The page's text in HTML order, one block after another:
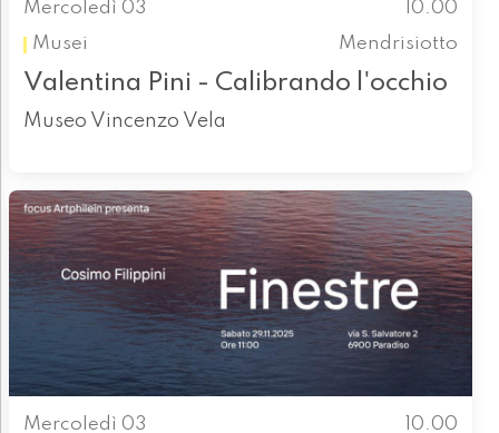
Mercoledì 03
10.00
Musei
Mendrisiotto
Valentina Pini - Calibrando l'occhio
Museo Vincenzo Vela
Mercoledì 03
10.00